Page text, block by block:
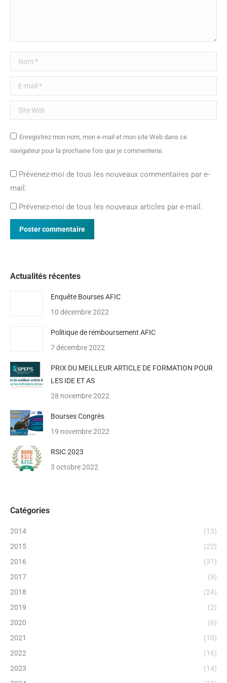
Nom *
E-mail *
Site Web
Enregistrez mon nom, mon e-mail et mon site Web dans ce
navigateur pour la prochaine fois que je commenterai.
Prévenez-moi de tous les nouveaux commentaires par e-
mail.
Prévenez-moi de tous les nouveaux articles par e-mail.
Poster commentaire
Actualités récentes
Enquête Bourses AFIC
10 décembre 2022
Politique de remboursement AFIC
7 décembre 2022
PRIX DU MEILLEUR ARTICLE DE FORMATION POUR
LES IDE ET AS
28 novembre 2022
Bourses Congrès
19 novembre 2022
RSIC 2023
3 octobre 2022
Catégories
2014
(13)
2015
(22)
2016
(31)
2017
(9)
2018
(24)
2019
(2)
2020
(6)
2021
(10)
2022
(16)
2023
(14)